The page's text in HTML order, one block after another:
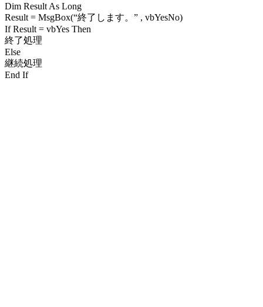
Dim Result As Long
Result = MsgBox(“終了します。” , vbYesNo)
If Result = vbYes Then
終了処理
Else
継続処理
End If